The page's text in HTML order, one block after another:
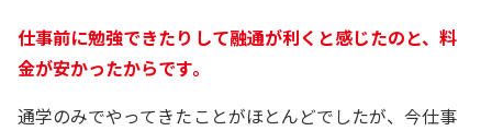
仕事前に勉強できたりして融通が利くと感じたのと、料
金が安かったからです。
通学のみでやってきたことがほとんどでしたが、今仕事